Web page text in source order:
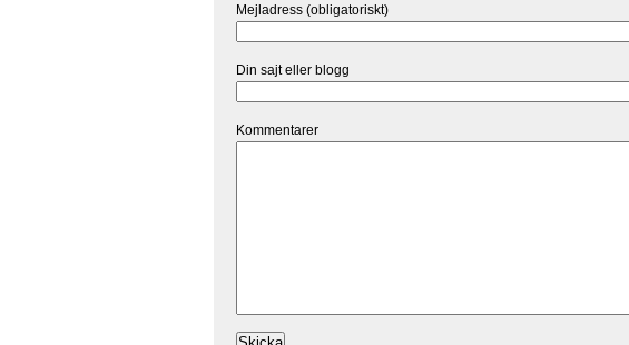
Mejladress (obligatoriskt)
Din sajt eller blogg
Kommentarer